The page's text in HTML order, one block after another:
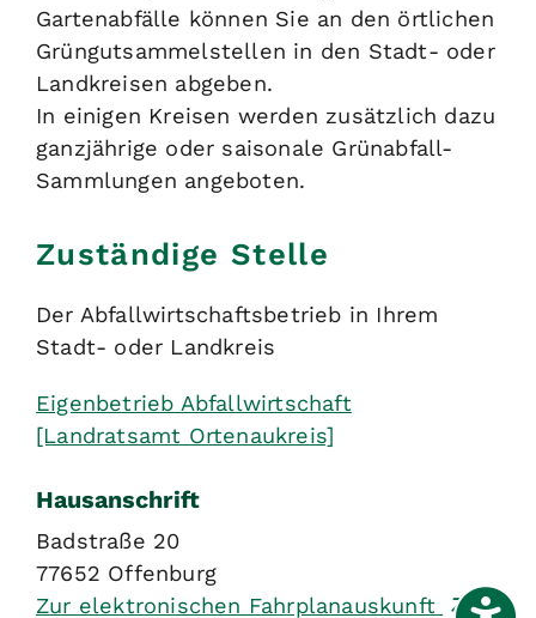
Gartenabfälle können Sie an den örtlichen
Grüngutsammelstellen in den Stadt- oder
Landkreisen abgeben.
In einigen Kreisen werden zusätzlich dazu
ganzjährige oder saisonale Grünabfall-
Sammlungen angeboten.
Zuständige Stelle
Der Abfallwirtschaftsbetrieb in Ihrem
Stadt- oder Landkreis
Eigenbetrieb Abfallwirtschaft
[Landratsamt Ortenaukreis]
Hausanschrift
Badstraße 20
77652 Offenburg
Zur elektronischen Fahrplanauskunft